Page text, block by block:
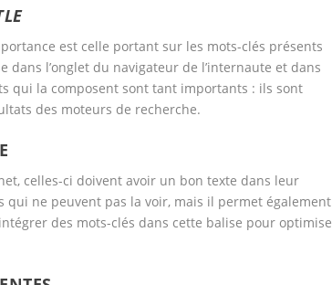
est celle portant sur les mots-clés présents
l’onglet du navigateur de l’internaute et dans
qui la composent sont tant importants : ils sont
des moteurs de recherche.
celles-ci doivent avoir un bon texte dans leur
qui ne peuvent pas la voir, mais il permet également
des mots-clés dans cette balise pour